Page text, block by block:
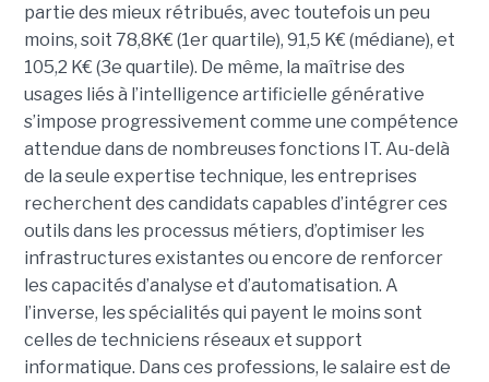
partie des mieux rétribués, avec toutefois un peu
moins, soit 78,8K€ (1er quartile), 91,5 K€ (médiane), et
105,2 K€ (3e quartile). De même, la maîtrise des
usages liés à l’intelligence artificielle générative
s’impose progressivement comme une compétence
attendue dans de nombreuses fonctions IT. Au-delà
de la seule expertise technique, les entreprises
recherchent des candidats capables d’intégrer ces
outils dans les processus métiers, d’optimiser les
infrastructures existantes ou encore de renforcer
les capacités d’analyse et d’automatisation. A
l’inverse, les spécialités qui payent le moins sont
celles de techniciens réseaux et support
informatique. Dans ces professions, le salaire est de